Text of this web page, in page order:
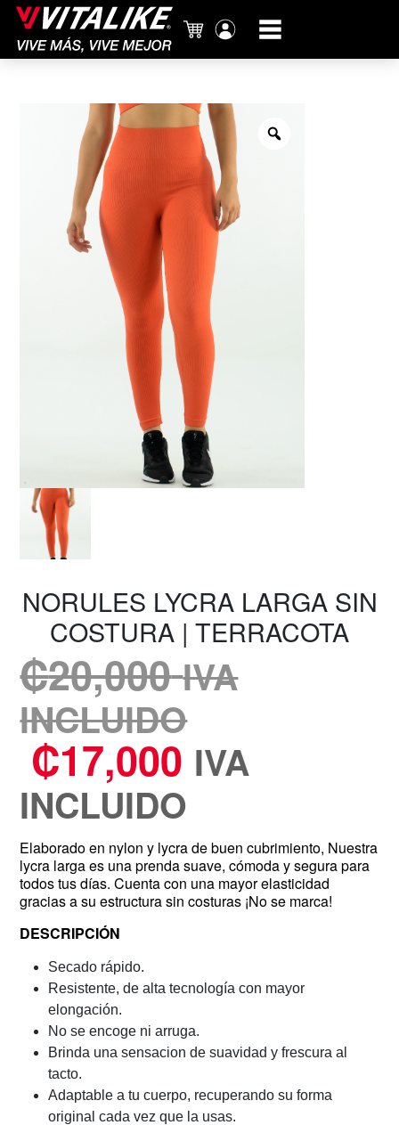
Carrito
cuenta
NORULES LYCRA LARGA SIN
COSTURA | TERRACOTA
₡20,000 IVA
INCLUIDO
₡17,000 IVA
INCLUIDO
Elaborado en nylon y lycra de buen cubrimiento, Nuestra
lycra larga es una prenda suave, cómoda y segura para
todos tus días. Cuenta con una mayor elasticidad
gracias a su estructura sin costuras ¡No se marca!
DESCRIPCIÓN
Secado rápido.
Resistente, de alta tecnología con mayor
elongación.
No se encoge ni arruga.
Brinda una sensacion de suavidad y frescura al
tacto.
Adaptable a tu cuerpo, recuperando su forma
original cada vez que la usas.